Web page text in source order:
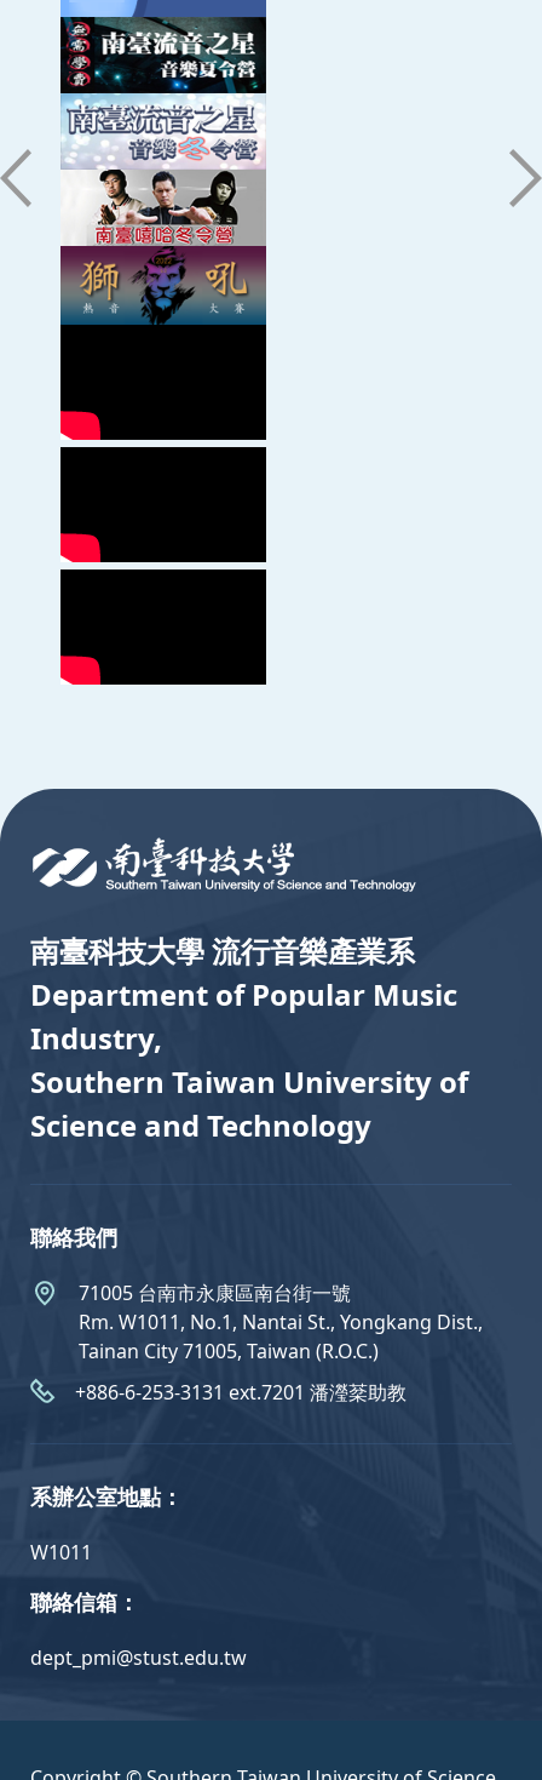
南臺科技大學 流行音樂產業系
Department of Popular Music
Industry,
Southern Taiwan University of
Science and Technology
聯絡我們
71005 台南市永康區南台街一號
Rm. W1011, No.1, Nantai St., Yongkang Dist.,
Tainan City 71005, Taiwan (R.O.C.)
+886-6-253-3131 ext.7201 潘瀅棻助教
系辦公室地點：
W1011
聯絡信箱：
dept_pmi@stust.edu.tw